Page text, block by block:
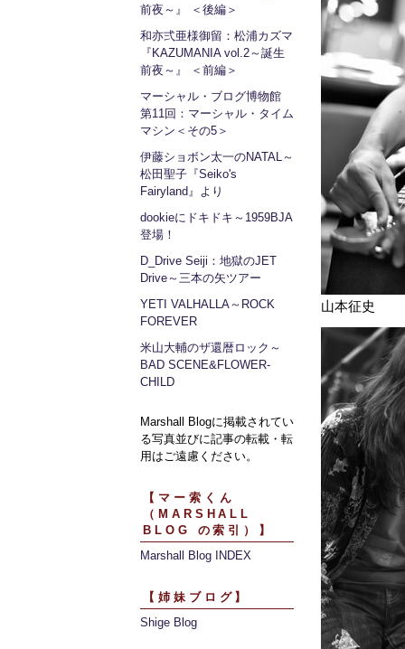
前夜～』 ＜後編＞
和亦弍亜様御留：松浦カズマ
『KAZUMANIA vol.2～誕生
前夜～』 ＜前編＞
マーシャル・ブログ博物館
第11回：マーシャル・タイム
マシン＜その5＞
伊藤ショボン太一のNATAL～
松田聖子『Seiko's
Fairyland』より
dookieにドキドキ～1959BJA
登場！
D_Drive Seiji：地獄のJET
Drive～三本の矢ツアー
YETI VALHALLA～ROCK
FOREVER
米山大輔のザ還暦ロック～
BAD SCENE&FLOWER-
CHILD
Marshall Blogに掲載されてい
る写真並びに記事の転載・転
用はご遠慮ください。
【マー索くん
（MARSHALL
BLOG の索引）】
Marshall Blog INDEX
【姉妹ブログ】
Shige Blog
山本征史